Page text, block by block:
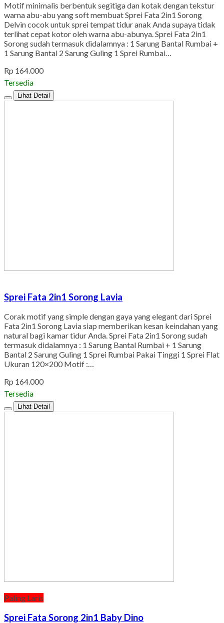
Motif minimalis berbentuk segitiga dan kotak dengan tekstur
warna abu-abu yang soft membuat Sprei Fata 2in1 Sorong
Delvin cocok untuk sprei tempat tidur anak Anda supaya tidak
terlihat cepat kotor oleh warna abu-abunya. Sprei Fata 2in1
Sorong sudah termasuk didalamnya : 1 Sarung Bantal Rumbai +
1 Sarung Bantal 2 Sarung Guling 1 Sprei Rumbai…
Rp 164.000
Tersedia
Lihat Detail
Sprei Fata 2in1 Sorong Lavia
Corak motif yang simple dengan gaya yang elegant dari Sprei
Fata 2in1 Sorong Lavia siap memberikan kesan keindahan yang
natural bagi kamar tidur Anda. Sprei Fata 2in1 Sorong sudah
termasuk didalamnya : 1 Sarung Bantal Rumbai + 1 Sarung
Bantal 2 Sarung Guling 1 Sprei Rumbai Pakai Tinggi 1 Sprei Flat
Ukuran 120×200 Motif :…
Rp 164.000
Tersedia
Lihat Detail
Paling Laris
Sprei Fata Sorong 2in1 Baby Dino